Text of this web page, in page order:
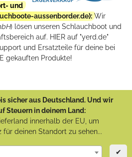
und
aussenborder.de): Wir
) lösen unseren Schlauchboot und
auf. HIER auf "yerd.de"
und Ersatzteile für deine bei
gekauften Produkte!
sicher aus Deutschland. Und wir
Steuern in deinem Land:
innerhalb der EU, um
für deinen Standort zu sehen...
✔